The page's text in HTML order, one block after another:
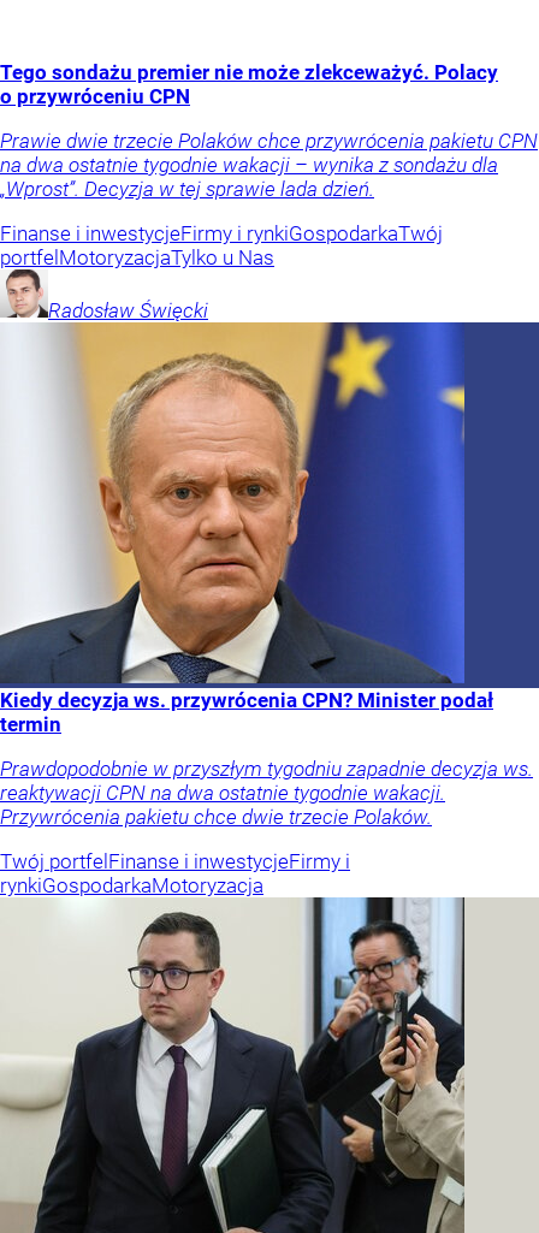
Tego sondażu premier nie może zlekceważyć. Polacy
o przywróceniu CPN
Prawie dwie trzecie Polaków chce przywrócenia pakietu CPN
na dwa ostatnie tygodnie wakacji – wynika z sondażu dla
„Wprost”. Decyzja w tej sprawie lada dzień.
Finanse i inwestycjeFirmy i rynkiGospodarkaTwój
portfel MotoryzacjaTylko u Nas
Radosław Święcki
Kiedy decyzja ws. przywrócenia CPN? Minister podał
termin
Prawdopodobnie w przyszłym tygodniu zapadnie decyzja ws.
reaktywacji CPN na dwa ostatnie tygodnie wakacji.
Przywrócenia pakietu chce dwie trzecie Polaków.
Twój portfel Finanse i inwestycjeFirmy i
rynkiGospodarkaMotoryzacja